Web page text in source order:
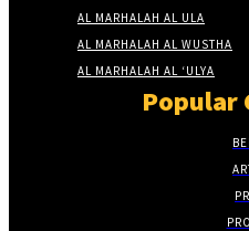
AL MARHALAH AL ULA
AL MARHALAH AL WUSTHA
AL MARHALAH AL ‘ULYA
Popular